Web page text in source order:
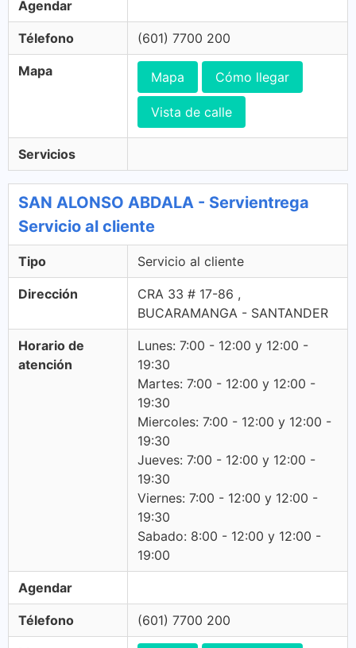
Agendar
Télefono (601) 7700 200
Mapa Mapa Cómo llegar
Vista de calle
Servicios
SAN ALONSO ABDALA - Servientrega
Servicio al cliente
Tipo Servicio al cliente
Dirección
CRA 33 # 17-86 ,
BUCARAMANGA - SANTANDER
Horario de
atención
Lunes: 7:00 - 12:00 y 12:00 -
19:30
Martes: 7:00 - 12:00 y 12:00 -
19:30
Miercoles: 7:00 - 12:00 y 12:00 -
19:30
Jueves: 7:00 - 12:00 y 12:00 -
19:30
Viernes: 7:00 - 12:00 y 12:00 -
19:30
Sabado: 8:00 - 12:00 y 12:00 -
19:00
Agendar
Télefono (601) 7700 200